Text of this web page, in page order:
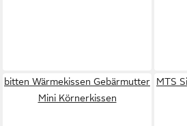
bitten Wärmekissen Gebärmutter
Mini Körnerkissen
MTS